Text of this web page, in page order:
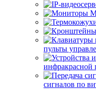
пульты
инфракрасной
сигналов по